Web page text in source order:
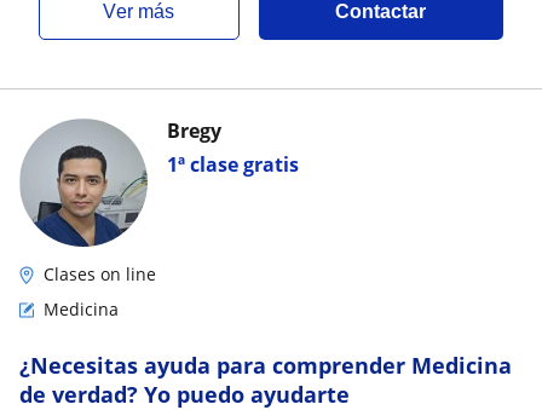
ver más Contactar
1ª clase gratis
Bregy
Clases on line
Medicina
¿Necesitas ayuda para comprender Medicina
de verdad? Yo puedo ayudarte